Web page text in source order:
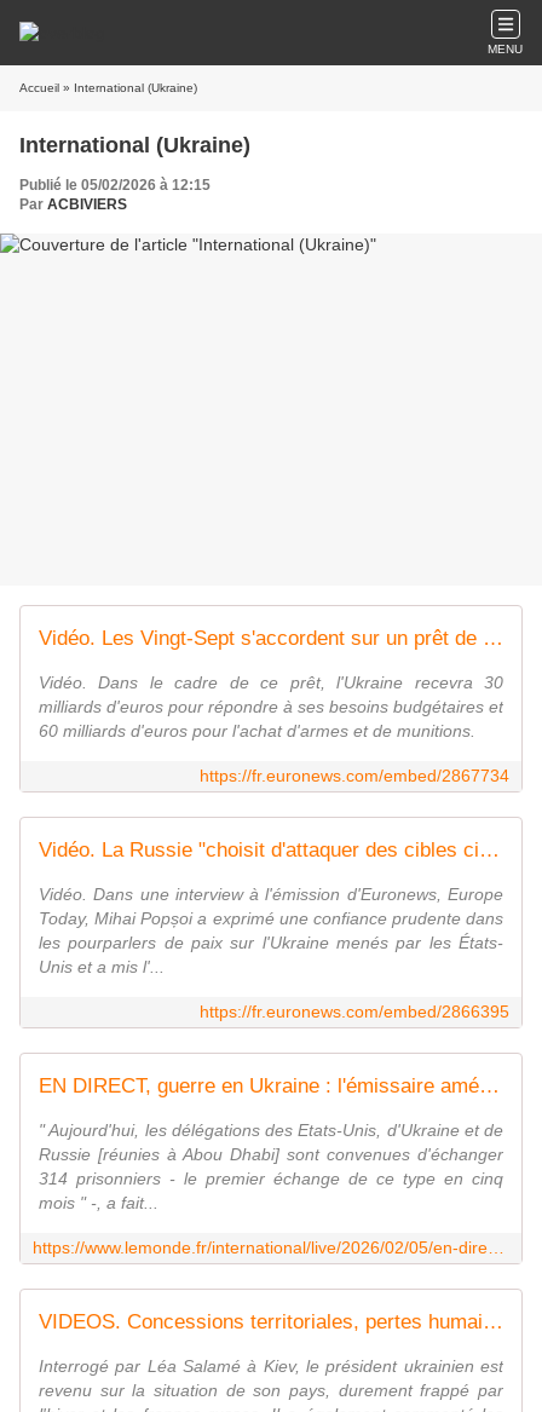
MENU
Accueil » International (Ukraine)
International (Ukraine)
Publié le 05/02/2026 à 12:15
Par ACBIVIERS
Vidéo. Les Vingt-Sept s'accordent sur un prêt de 90 Mrd € pour soutenir Kyiv, financé par une dette commune
Vidéo. Dans le cadre de ce prêt, l'Ukraine recevra 30
milliards d'euros pour répondre à ses besoins budgétaires et
60 milliards d'euros pour l'achat d'armes et de munitions.
https://fr.euronews.com/embed/2867734
Vidéo. La Russie "choisit d'attaquer des cibles civiles", déclare le ministre des Affaires étrangères de la Moldavie
Vidéo. Dans une interview à l'émission d'Euronews, Europe
Today, Mihai Popșoi a exprimé une confiance prudente dans
les pourparlers de paix sur l'Ukraine menés par les États-
Unis et a mis l'...
https://fr.euronews.com/embed/2866395
EN DIRECT, guerre en Ukraine : l'émissaire américain Steve Witkoff annonce un accord pour un échange de prisonniers entre les Russes et les Ukrainiens
" Aujourd'hui, les délégations des Etats-Unis, d'Ukraine et de
Russie [réunies à Abou Dhabi] sont convenues d'échanger
314 prisonniers - le premier échange de ce type en cinq
mois " -, a fait...
VIDEOS. Concessions territoriales, pertes humaines, soutien de l'Europe à l'Ukraine... Cinq séquences à retenir de l'interview de Volodymyr Zelensky sur France 2
Interrogé par Léa Salamé à Kiev, le président ukrainien est
revenu sur la situation de son pays, durement frappé par